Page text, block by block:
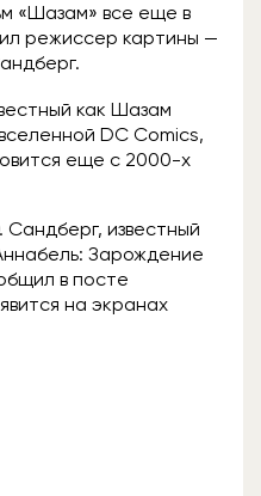
«Шазам» все еще в
режиссер картины —
как Шазам
DC Comics,
еще с 2000-х
известный
Зарождение
в посте
на экранах